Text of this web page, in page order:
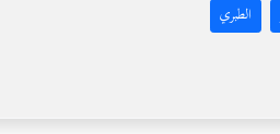
الطبري